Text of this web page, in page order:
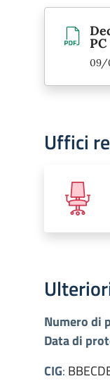
09/
Uffici
Numero di
Data di
CIG: